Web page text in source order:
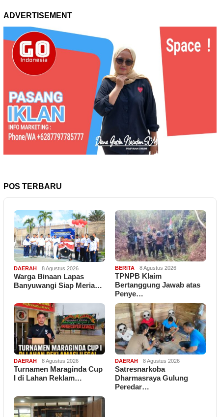
ADVERTISEMENT
POS TERBARU
DAERAH 8 Agustus 2026
Warga Binaan Lapas
Banyuwangi Siap Meria…
BERITA 8 Agustus 2026
TPNPB Klaim
Bertanggung Jawab atas
Penye…
DAERAH 8 Agustus 2026
Turnamen Maraginda Cup
I di Lahan Reklam…
DAERAH 8 Agustus 2026
Satresnarkoba
Dharmasraya Gulung
Peredar…